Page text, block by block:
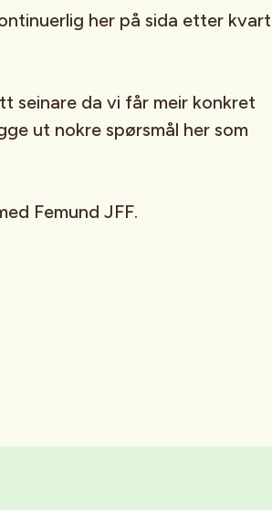
her på sida etter kvart
seinare da vi får meir konkret
ut nokre spørsmål her som
Femund JFF.